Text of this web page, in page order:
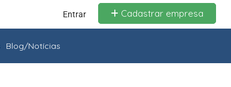
Entrar Cadastrar empresa
Blog/Notícias